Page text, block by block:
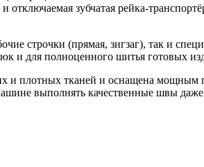
отключаемая зубчатая рейка-
строчки (прямая, зигзаг), так и
и для полноценного шитья готовых
и плотных тканей и оснащена
выполнять качественные швы